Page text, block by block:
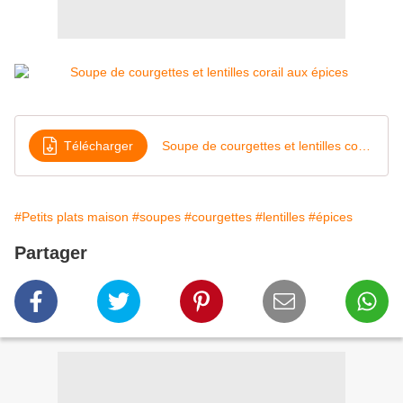
Télécharger
#Petits plats maison #soupes #courgettes #lentilles #épices
Partager